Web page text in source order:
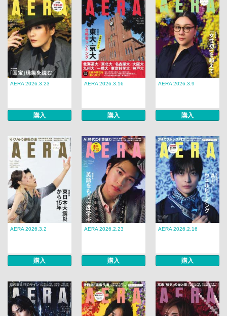
AERA 2026.3.23
購入
AERA 2026.3.16
購入
AERA 2026.3.9
購入
AERA 2026.3.2
購入
AERA 2026.2.23
購入
AERA 2026.2.16
購入